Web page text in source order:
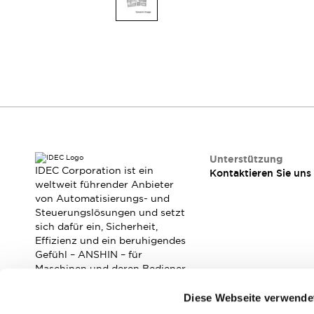
Diese Webseite
Mobile AutomatisierungEntdecken Sie alles
Schalter und Meldeleuchten
Sicherheitskomponenten
AGV/AMR
Intelligente Bildschirmaktualisierungen
Intelligente Sicherheit für den toten Winkel
Sicherheit an der Produktionslinie
Sicherheitsmaßnahme für bewegliche Roboter
Entdecken Sie alles
Halbleiter
Einfaches Auswechseln von Schaltern
IDEC Corporation ist ein
weltweit führender Anbieter
von Automatisierungs- und
Steuerungslösungen und setzt
sich dafür ein, Sicherheit,
Effizienz und ein beruhigendes
Gefühl – ANSHIN – für
Maschinen und deren Bediener
Unterstützung
Kontaktieren Sie uns